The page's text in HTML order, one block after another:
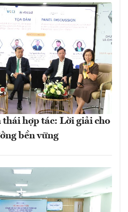
thái hợp tác: Lời giải cho
bền vững